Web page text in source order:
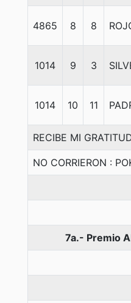
4865 8 8
1014 9 3
1014 10 11
RECIBE MI
NO CORRIERON :
7a.- Premio